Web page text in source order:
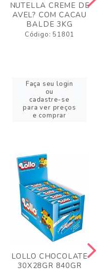
NUTELLA CREME DE
AVEL? COM CACAU
BALDE 3KG
Código: 51801
Faça seu login
ou
cadastre-se
para ver preços
e comprar
LOLLO CHOCOLATE
30X28GR 840GR